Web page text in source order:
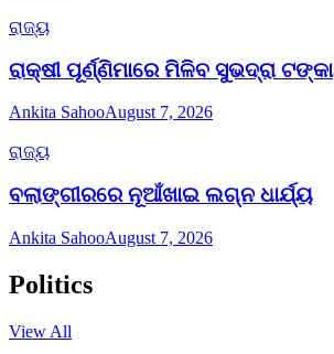
ରାଜ୍ୟ
ରାକ୍ଷୀ ପୂର୍ଣ୍ଣିମାରେ ମିଳିବ ସୁଭଦ୍ରା ଟଙ୍କା
Ankita SahooAugust 7, 2026
ରାଜ୍ୟ
ବଲାଙ୍ଗୀରରେ ନୂଆଁଖାଇ ଲଗ୍ନ ଧାର୍ଯ୍ୟ
Ankita SahooAugust 7, 2026
Politics
View All